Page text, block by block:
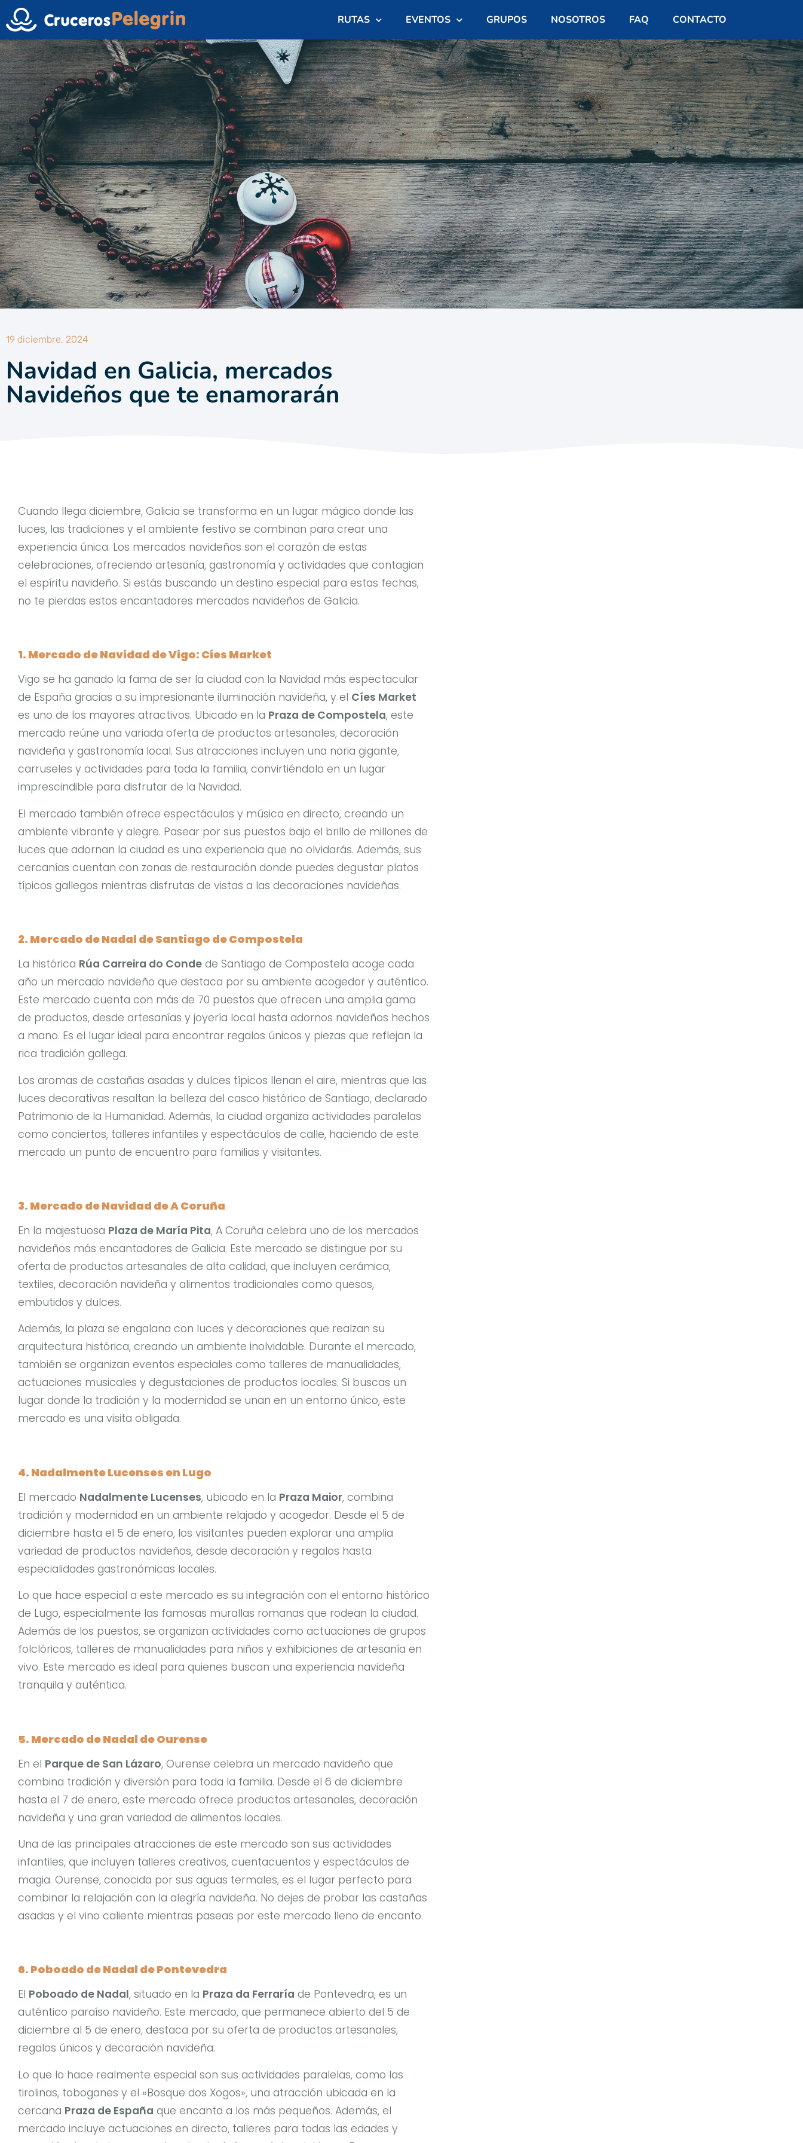
RUTAS EVENTOS GRUPOS NOSOTROS FAQ CONTACTO
19 diciembre, 2024
Navidad en Galicia, mercados
Navideños que te enamorarán
Cuando llega diciembre, Galicia se transforma en un lugar mágico donde las
luces, las tradiciones y el ambiente festivo se combinan para crear una
experiencia única. Los mercados navideños son el corazón de estas
celebraciones, ofreciendo artesanía, gastronomía y actividades que contagian
el espíritu navideño. Si estás buscando un destino especial para estas fechas,
no te pierdas estos encantadores mercados navideños de Galicia.
1. Mercado de Navidad de Vigo: Cíes Market
Vigo se ha ganado la fama de ser la ciudad con la Navidad más espectacular
de España gracias a su impresionante iluminación navideña, y el Cíes Market
es uno de los mayores atractivos. Ubicado en la Praza de Compostela, este
mercado reúne una variada oferta de productos artesanales, decoración
navideña y gastronomía local. Sus atracciones incluyen una noria gigante,
carruseles y actividades para toda la familia, convirtiéndolo en un lugar
imprescindible para disfrutar de la Navidad.
El mercado también ofrece espectáculos y música en directo, creando un
ambiente vibrante y alegre. Pasear por sus puestos bajo el brillo de millones de
luces que adornan la ciudad es una experiencia que no olvidarás. Además, sus
cercanías cuentan con zonas de restauración donde puedes degustar platos
típicos gallegos mientras disfrutas de vistas a las decoraciones navideñas.
2. Mercado de Nadal de Santiago de Compostela
La histórica Rúa Carreira do Conde de Santiago de Compostela acoge cada
año un mercado navideño que destaca por su ambiente acogedor y auténtico.
Este mercado cuenta con más de 70 puestos que ofrecen una amplia gama
de productos, desde artesanías y joyería local hasta adornos navideños hechos
a mano. Es el lugar ideal para encontrar regalos únicos y piezas que reflejan la
rica tradición gallega.
Los aromas de castañas asadas y dulces típicos llenan el aire, mientras que las
luces decorativas resaltan la belleza del casco histórico de Santiago, declarado
Patrimonio de la Humanidad. Además, la ciudad organiza actividades paralelas
como conciertos, talleres infantiles y espectáculos de calle, haciendo de este
mercado un punto de encuentro para familias y visitantes.
3. Mercado de Navidad de A Coruña
En la majestuosa Plaza de María Pita, A Coruña celebra uno de los mercados
navideños más encantadores de Galicia. Este mercado se distingue por su
oferta de productos artesanales de alta calidad, que incluyen cerámica,
textiles, decoración navideña y alimentos tradicionales como quesos,
embutidos y dulces.
Además, la plaza se engalana con luces y decoraciones que realzan su
arquitectura histórica, creando un ambiente inolvidable. Durante el mercado,
también se organizan eventos especiales como talleres de manualidades,
actuaciones musicales y degustaciones de productos locales. Si buscas un
lugar donde la tradición y la modernidad se unan en un entorno único, este
mercado es una visita obligada.
4. Nadalmente Lucenses en Lugo
El mercado Nadalmente Lucenses, ubicado en la Praza Maior, combina
tradición y modernidad en un ambiente relajado y acogedor. Desde el 5 de
diciembre hasta el 5 de enero, los visitantes pueden explorar una amplia
variedad de productos navideños, desde decoración y regalos hasta
especialidades gastronómicas locales.
Lo que hace especial a este mercado es su integración con el entorno histórico
de Lugo, especialmente las famosas murallas romanas que rodean la ciudad.
Además de los puestos, se organizan actividades como actuaciones de grupos
folclóricos, talleres de manualidades para niños y exhibiciones de artesanía en
vivo. Este mercado es ideal para quienes buscan una experiencia navideña
tranquila y auténtica.
5. Mercado de Nadal de Ourense
En el Parque de San Lázaro, Ourense celebra un mercado navideño que
combina tradición y diversión para toda la familia. Desde el 6 de diciembre
hasta el 7 de enero, este mercado ofrece productos artesanales, decoración
navideña y una gran variedad de alimentos locales.
Una de las principales atracciones de este mercado son sus actividades
infantiles, que incluyen talleres creativos, cuentacuentos y espectáculos de
magia. Ourense, conocida por sus aguas termales, es el lugar perfecto para
combinar la relajación con la alegría navideña. No dejes de probar las castañas
asadas y el vino caliente mientras paseas por este mercado lleno de encanto.
6. Poboado de Nadal de Pontevedra
El Poboado de Nadal, situado en la Praza da Ferraría de Pontevedra, es un
auténtico paraíso navideño. Este mercado, que permanece abierto del 5 de
diciembre al 5 de enero, destaca por su oferta de productos artesanales,
regalos únicos y decoración navideña.
Lo que lo hace realmente especial son sus actividades paralelas, como las
tirolinas, toboganes y el «Bosque dos Xogos», una atracción ubicada en la
cercana Praza de España que encanta a los más pequeños. Además, el
mercado incluye actuaciones en directo, talleres para todas las edades y